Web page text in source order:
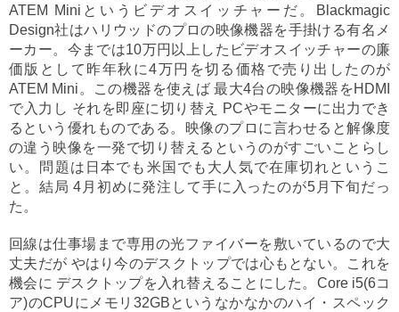
ATEM Miniというビデオスイッチャーだ。Blackmagic
Design社はハリウッドのプロの映像機器を手掛ける有名メ
ーカー。今までは10万円以上したビデオスイッチャーの廉
価版として昨年秋に4万円を切る価格で売り出したのが
ATEM Mini。この機器を使えば 最大4台の映像機器をHDMI
で入力し それを即座に切り替え PCやモニターに出力でき
るという優れものである。映像のプロに言わせると解像度
の違う映像を一発で切り替えるというのがすごいことらし
い。問題は日本でも米国でも大人気で在庫切れというこ
と。結局 4月初めに発注して手に入ったのが5月下旬だっ
た。
回線は仕事場まで専用の光ファイバーを敷いているので大
丈夫だが やはり今のデスクトップでは心もとない。これを
機会に デスクトップを入れ替えることにした。Core i5(6コ
ア)のCPUにメモリ32GBというなかなかのハイ・スペック